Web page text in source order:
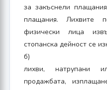
за закъснели
плащания. Лихвите
физически лица
стопанска дейност се
б)
лихви, натрупани
продажбата,